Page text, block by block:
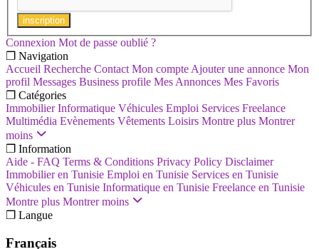
inscription
Connexion Mot de passe oublié ?
❐ Navigation
Accueil Recherche Contact Mon compte Ajouter une annonce Mon
profil Messages Business profile Mes Annonces Mes Favoris
❐ Catégories
Immobilier Informatique Véhicules Emploi Services Freelance
Multimédia Evènements Vêtements Loisirs Montre plus Montrer
moins
❐ Information
Aide - FAQ Terms & Conditions Privacy Policy Disclaimer
Immobilier en Tunisie Emploi en Tunisie Services en Tunisie
Véhicules en Tunisie Informatique en Tunisie Freelance en Tunisie
Montre plus Montrer moins
❐ Langue
Français